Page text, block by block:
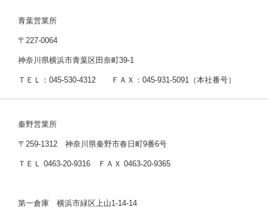
青葉営業所
〒227-0064
神奈川県横浜市青葉区田奈町39-1
ＴＥＬ：045-530-4312 ＦＡＸ：045-931-5091（本社番号）
秦野営業所
〒259-1312 神奈川県秦野市春日町9番6号
ＴＥＬ 0463-20-9316 ＦＡＸ 0463-20-9365
第一倉庫 横浜市緑区上山1-14-14